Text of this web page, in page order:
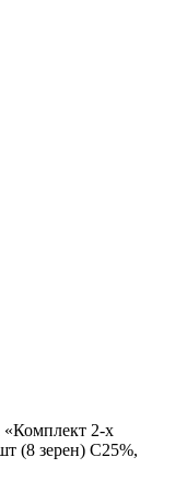
«Комплект 2-х
(8 зерен) С25%,